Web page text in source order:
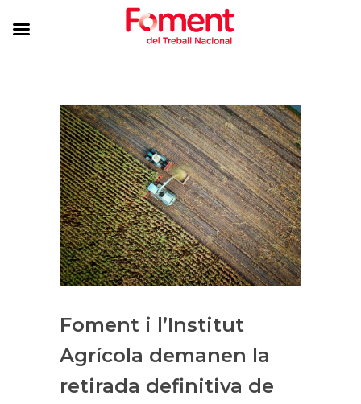
Foment i l’Institut
Agrícola demanen la
retirada definitiva de